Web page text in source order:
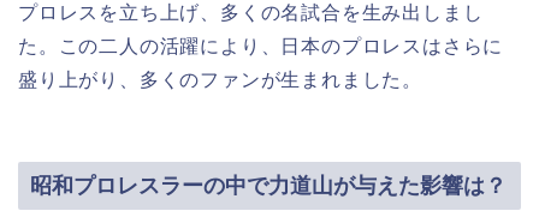
プロレスを立ち上げ、多くの名試合を生み出しまし
た。この二人の活躍により、日本のプロレスはさらに
盛り上がり、多くのファンが生まれました。
昭和プロレスラーの中で力道山が与えた影響は？